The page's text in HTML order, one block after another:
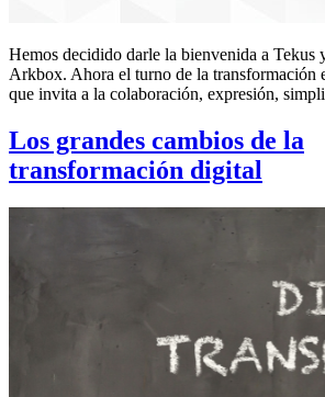
Hemos decidido darle la bienvenida a Tekus
Arkbox. Ahora el turno de la transformación
que invita a la colaboración, expresión,
Los grandes cambios de la
transformación digital